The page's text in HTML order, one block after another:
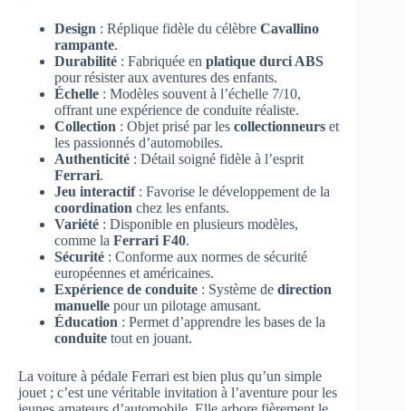
Design : Réplique fidèle du célèbre Cavallino
rampante.
Durabilité : Fabriquée en platique durci ABS
pour résister aux aventures des enfants.
Échelle : Modèles souvent à l’échelle 7/10,
offrant une expérience de conduite réaliste.
Collection : Objet prisé par les collectionneurs et
les passionnés d’automobiles.
Authenticité : Détail soigné fidèle à l’esprit
Ferrari.
Jeu interactif: Favorise le développement de la
coordination chez les enfants.
Variété : Disponible en plusieurs modèles,
comme la Ferrari F40.
Sécurité : Conforme aux normes de sécurité
européennes et américaines.
Expérience de conduite : Système de direction
manuelle pour un pilotage amusant.
Éducation : Permet d’apprendre les bases de la
conduite tout en jouant.
La voiture à pédale Ferrari est bien plus qu’un simple
jouet ; c’est une véritable invitation à l’aventure pour les